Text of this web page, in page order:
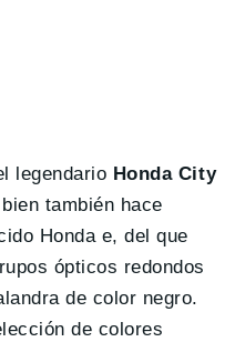
legendario Honda City
también hace
Honda e, del que
ópticos redondos
de color negro.
de colores